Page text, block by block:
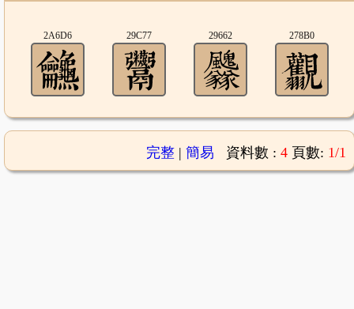
2A6D6 29C77 29662 278B0
完整| 簡易 資料數 : 4 頁數: 1/1